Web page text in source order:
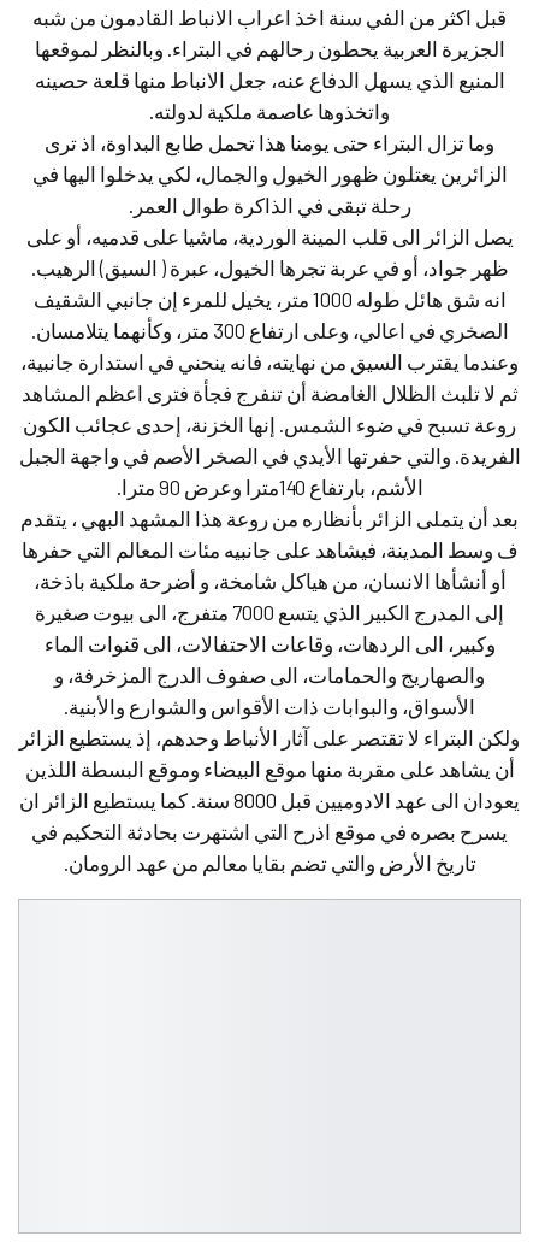
قبل اكثر من الفي سنة اخذ اعراب الانباط القادمون من شبه
الجزيرة العربية يحطون رحالهم في البتراء. وبالنظر لموقعها
المنيع الذي يسهل الدفاع عنه، جعل الانباط منها قلعة حصينه
واتخذوها عاصمة ملكية لدولته.
وما تزال البتراء حتى يومنا هذا تحمل طابع البداوة، اذ ترى
الزائرين يعتلون ظهور الخيول والجمال، لكي يدخلوا اليها في
رحلة تبقى في الذاكرة طوال العمر.
يصل الزائر الى قلب المينة الوردية، ماشيا على قدميه، أو على
ظهر جواد، أو في عربة تجرها الخيول، عبرة ( السيق) الرهيب.
انه شق هائل طوله 1000 متر، يخيل للمرء إن جانبي الشقيف
الصخري في اعالي، وعلى ارتفاع 300 متر، وكأنهما يتلامسان.
وعندما يقترب السيق من نهايته، فانه ينحني في استدارة جانبية،
ثم لا تلبث الظلال الغامضة أن تنفرج فجأة فترى اعظم المشاهد
روعة تسبح في ضوء الشمس. إنها الخزنة، إحدى عجائب الكون
الفريدة. والتي حفرتها الأيدي في الصخر الأصم في واجهة الجبل
الأشم، بارتفاع 140مترا وعرض 90 مترا.
بعد أن يتملى الزائر بأنظاره من روعة هذا المشهد البهي ، يتقدم
ف وسط المدينة، فيشاهد على جانبيه مئات المعالم التي حفرها
أو أنشأها الانسان، من هياكل شامخة، و أضرحة ملكية باذخة،
إلى المدرج الكبير الذي يتسع 7000 متفرج، الى بيوت صغيرة
وكبير، الى الردهات، وقاعات الاحتفالات، الى قنوات الماء
والصهاريج والحمامات، الى صفوف الدرج المزخرفة، و
الأسواق، والبوابات ذات الأقواس والشوارع والأبنية.
ولكن البتراء لا تقتصر على آثار الأنباط وحدهم، إذ يستطيع الزائر
أن يشاهد على مقربة منها موقع البيضاء وموقع البسطة اللذين
يعودان الى عهد الادوميين قبل 8000 سنة. كما يستطيع الزائر ان
يسرح بصره في موقع اذرح التي اشتهرت بحادثة التحكيم في
تاريخ الأرض والتي تضم بقايا معالم من عهد الرومان.